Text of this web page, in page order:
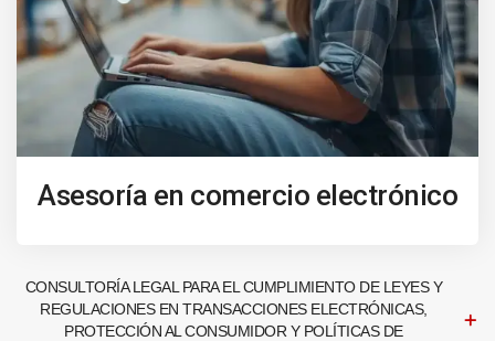
Asesoría en comercio electrónico
CONSULTORÍA LEGAL PARA EL CUMPLIMIENTO DE LEYES Y
REGULACIONES EN TRANSACCIONES ELECTRÓNICAS,
PROTECCIÓN AL CONSUMIDOR Y POLÍTICAS DE